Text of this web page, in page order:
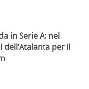
in Serie A: nel
dell’Atalanta per il